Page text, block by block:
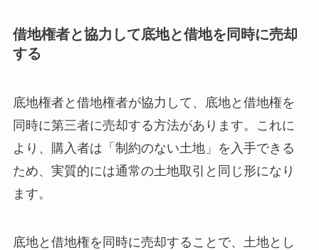
借地権者と協力して底地と借地を同時に売却
する
底地権者と借地権者が協力して、底地と借地権を
同時に第三者に売却する方法があります。これに
より、購入者は「制約のない土地」を入手できる
ため、実質的には通常の土地取引と同じ形になり
ます。
底地と借地権を同時に売却することで、土地とし